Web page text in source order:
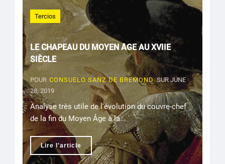
Tercios
LE CHAPEAU DU MOYEN ÂGE AU XVIIE
SIÈCLE
POUR CONSUELO SANZ DE BREMONDSUR JUNE
28, 2019
Analyse très utile de l'évolution du couvre-chef
de la fin du Moyen Âge à la...
Lire l'article